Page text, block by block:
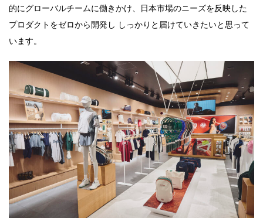
的にグローバルチームに働きかけ、日本市場のニーズを反映した
プロダクトをゼロから開発し しっかりと届けていきたいと思って
います。